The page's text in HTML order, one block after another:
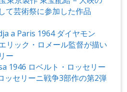
て芸術祭に参加した作品
a Paris 1964 ダイヤモン
リック・ロメール監督が描い
ー
1946 ロベルト・ロッセリー
ッセリーニ戦争3部作の第2弾